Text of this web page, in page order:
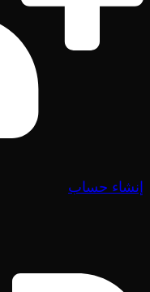
إنشاء حساب